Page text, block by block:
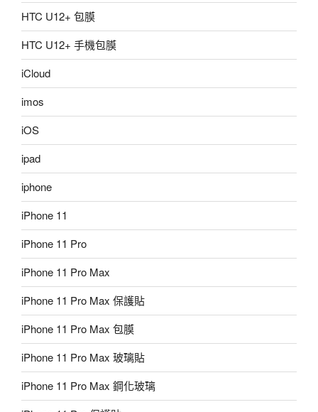
HTC U12+ 包膜
HTC U12+ 手機包膜
iCloud
imos
iOS
ipad
iphone
iPhone 11
iPhone 11 Pro
iPhone 11 Pro Max
iPhone 11 Pro Max 保護貼
iPhone 11 Pro Max 包膜
iPhone 11 Pro Max 玻璃貼
iPhone 11 Pro Max 鋼化玻璃